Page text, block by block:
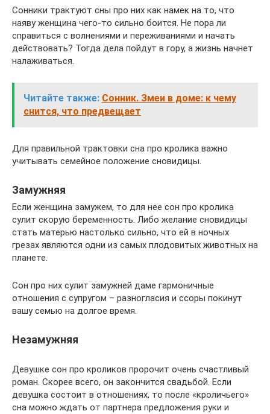
Сонники трактуют сны про них как намек на то, что
наяву женщина чего-то сильно боится. Не пора ли
справиться с волнениями и переживаниями и начать
действовать? Тогда дела пойдут в гору, а жизнь начнет
налаживаться.
Читайте также: Сонник. Змеи в доме: к чему
снится, что предвещает
Для правильной трактовки сна про кролика важно
учитывать семейное положение сновидицы.
Замужняя
Если женщина замужем, то для нее сон про кролика
сулит скорую беременность. Либо желание сновидицы
стать матерью настолько сильно, что ей в ночных
грезах являются одни из самых плодовитых животных на
планете.
Сон про них сулит замужней даме гармоничные
отношения с супругом – разногласия и ссоры покинут
вашу семью на долгое время.
Незамужняя
Девушке сон про кроликов пророчит очень счастливый
роман. Скорее всего, он закончится свадьбой. Если
девушка состоит в отношениях, то после «кроличьего»
сна можно ждать от партнера предложения руки и